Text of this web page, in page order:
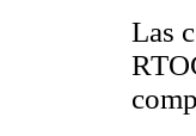
Las